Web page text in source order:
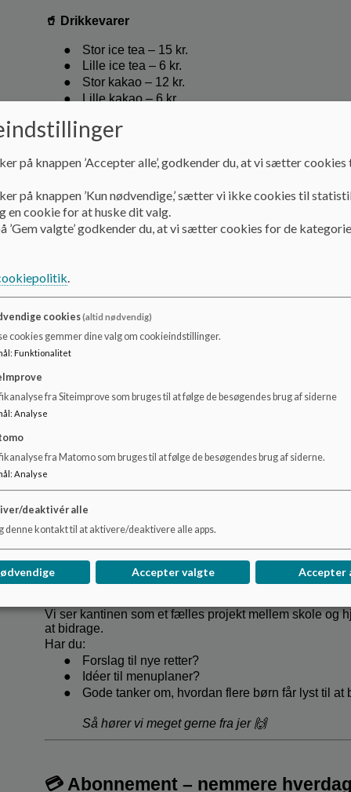
på knappen ’Accepter alle’, godkender du, at vi sætter
på knappen ’Kun nødvendige,’ sætter vi ikke cookies til
en cookie for at huske dit valg.
’Gem valgte’ godkender du, at vi sætter cookies for de
.
cookies(altid nødvendig)
cookies gemmer dine valg om cookieindstillinger.
: Funktionalitet
fra Siteimprove som bruges til at følge de besøgendes brug af siderne
: Analyse
fra Matomo som bruges til at følge de besøgendes brug af siderne.
: Analyse
deaktivér alle
denne kontakt til at aktivere/deaktivere alle apps.
Accepter valgte Accepter